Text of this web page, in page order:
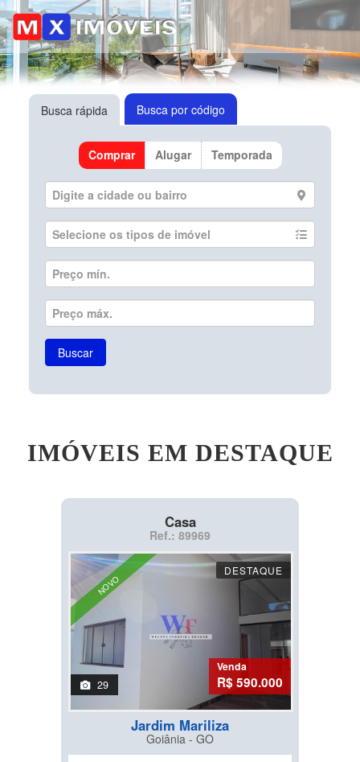
Busca rápida Busca por código
Comprar Alugar Temporada
IMÓVEIS EM DESTAQUE
Casa
Ref.: 89969
NOVO
DESTAQUE
29
Venda
R$ 590.000
Jardim Mariliza
Goiânia - GO